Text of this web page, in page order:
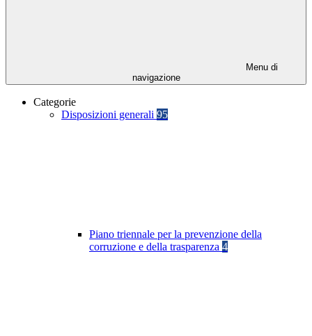
Menu di
navigazione
Categorie
Disposizioni generali 95
Piano triennale per la prevenzione della
corruzione e della trasparenza 4